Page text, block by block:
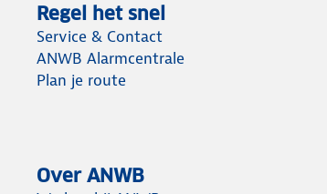
Regel het snel
Service & Contact
ANWB Alarmcentrale
Plan je route
Over ANWB